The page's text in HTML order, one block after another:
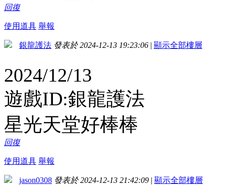
回復
使用道具 舉報
銀龍護法 發表於 2024-12-13 19:23:06 | 顯示全部樓層
2024/12/13
遊戲ID:銀龍護法
星光天堂好棒棒
回復
使用道具 舉報
jason0308 發表於 2024-12-13 21:42:09 | 顯示全部樓層